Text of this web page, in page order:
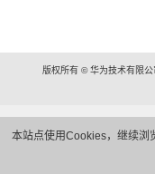
本站点使用Cookies，继续浏
版权所有 © 华为技术有限